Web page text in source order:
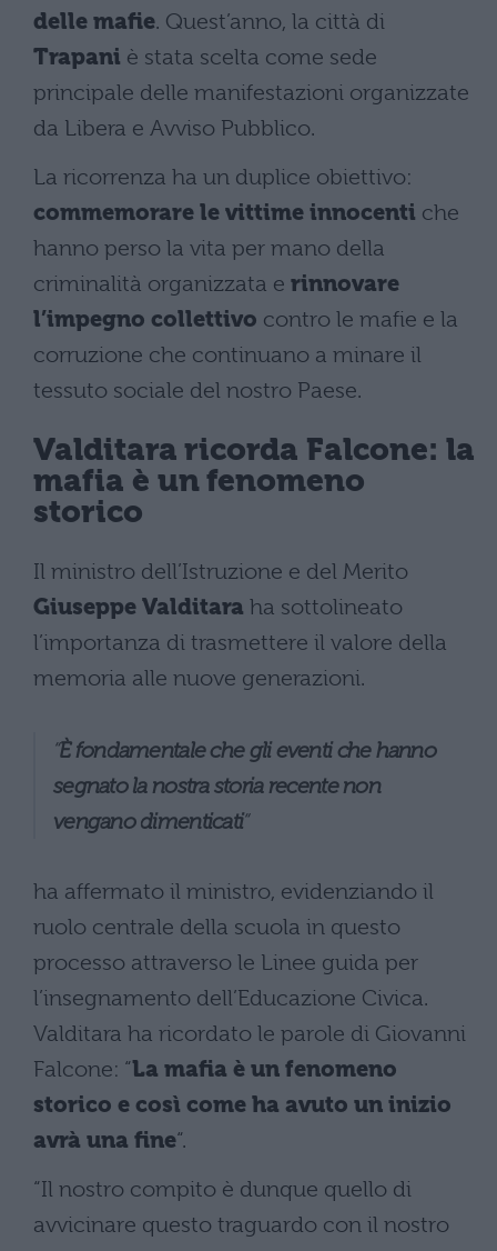
delle mafie. Quest’anno, la città di
Trapani è stata scelta come sede
principale delle manifestazioni organizzate
da Libera e Avviso Pubblico.
La ricorrenza ha un duplice obiettivo:
commemorare le vittime innocenti che
hanno perso la vita per mano della
criminalità organizzata e rinnovare
l’impegno collettivo contro le mafie e la
corruzione che continuano a minare il
tessuto sociale del nostro Paese.
Valditara ricorda Falcone: la
mafia è un fenomeno
storico
Il ministro dell’Istruzione e del Merito
Giuseppe Valditara ha sottolineato
l’importanza di trasmettere il valore della
memoria alle nuove generazioni.
“È fondamentale che gli eventi che hanno
segnato la nostra storia recente non
vengano dimenticati“
ha affermato il ministro, evidenziando il
ruolo centrale della scuola in questo
processo attraverso le Linee guida per
l’insegnamento dell’Educazione Civica.
Valditara ha ricordato le parole di Giovanni
Falcone: “La mafia è un fenomeno
storico e così come ha avuto un inizio
avrà una fine“.
“Il nostro compito è dunque quello di
avvicinare questo traguardo con il nostro